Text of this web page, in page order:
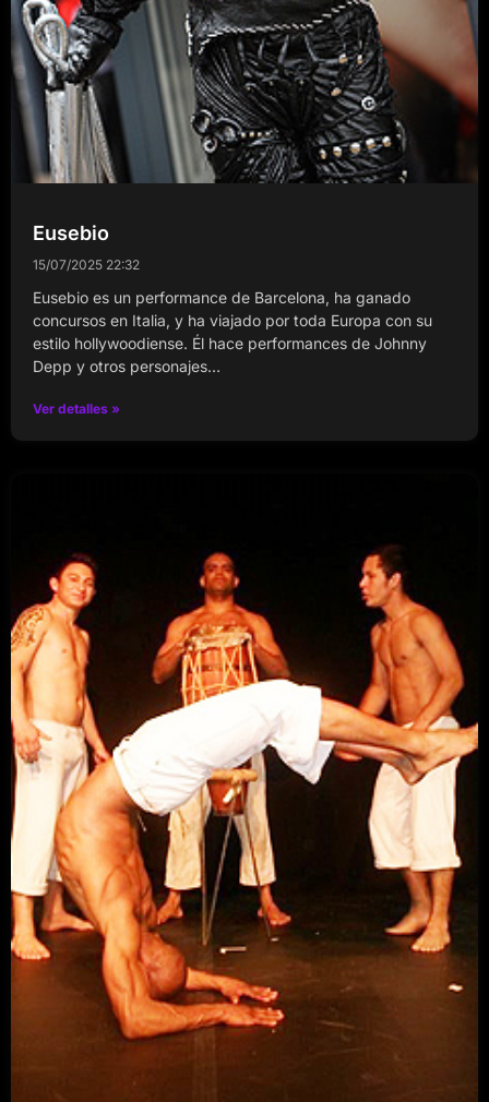
Eusebio
15/07/2025 22:32
Eusebio es un performance de Barcelona, ha ganado
concursos en Italia, y ha viajado por toda Europa con su
estilo hollywoodiense. Él hace performances de Johnny
Depp y otros personajes…
Ver detalles »